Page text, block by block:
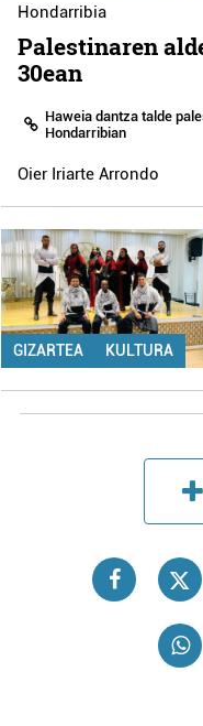
Hondarribia
Palestinaren
30ean
Haweia dantza talde
Hondarribian
Oier Iriarte Arrondo
GIZARTEA KULTURA